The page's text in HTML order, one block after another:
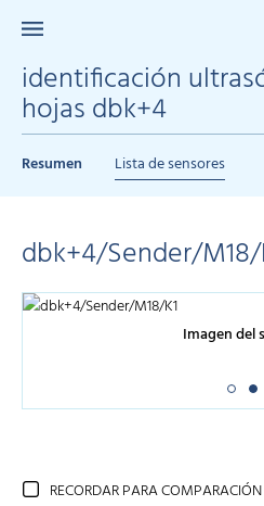
identificación
hojas dbk+4
Resumen Lista de sensores
dbk+4/Sender/M18/
Imagen del
RECORDAR PARA